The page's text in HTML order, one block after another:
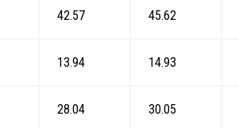
42.57 45.62
13.94 14.93
28.04 30.05